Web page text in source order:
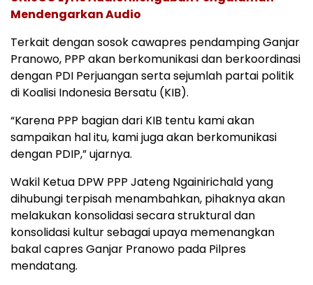
Mendengarkan Audio
Terkait dengan sosok cawapres pendamping Ganjar
Pranowo, PPP akan berkomunikasi dan berkoordinasi
dengan PDI Perjuangan serta sejumlah partai politik
di Koalisi Indonesia Bersatu (KIB).
“Karena PPP bagian dari KIB tentu kami akan
sampaikan hal itu, kami juga akan berkomunikasi
dengan PDIP,” ujarnya.
Wakil Ketua DPW PPP Jateng Ngainirichald yang
dihubungi terpisah menambahkan, pihaknya akan
melakukan konsolidasi secara struktural dan
konsolidasi kultur sebagai upaya memenangkan
bakal capres Ganjar Pranowo pada Pilpres
mendatang.